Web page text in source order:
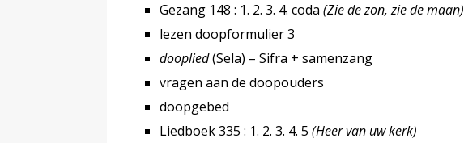
Gezang 148 : 1. 2. 3. 4. coda (Zie de zon, zie de maan)
lezen doopformulier 3
dooplied(Sela) – Sifra + samenzang
vragen aan de doopouders
doopgebed
Liedboek 335 : 1. 2. 3. 4. 5 (Heer van uw kerk)